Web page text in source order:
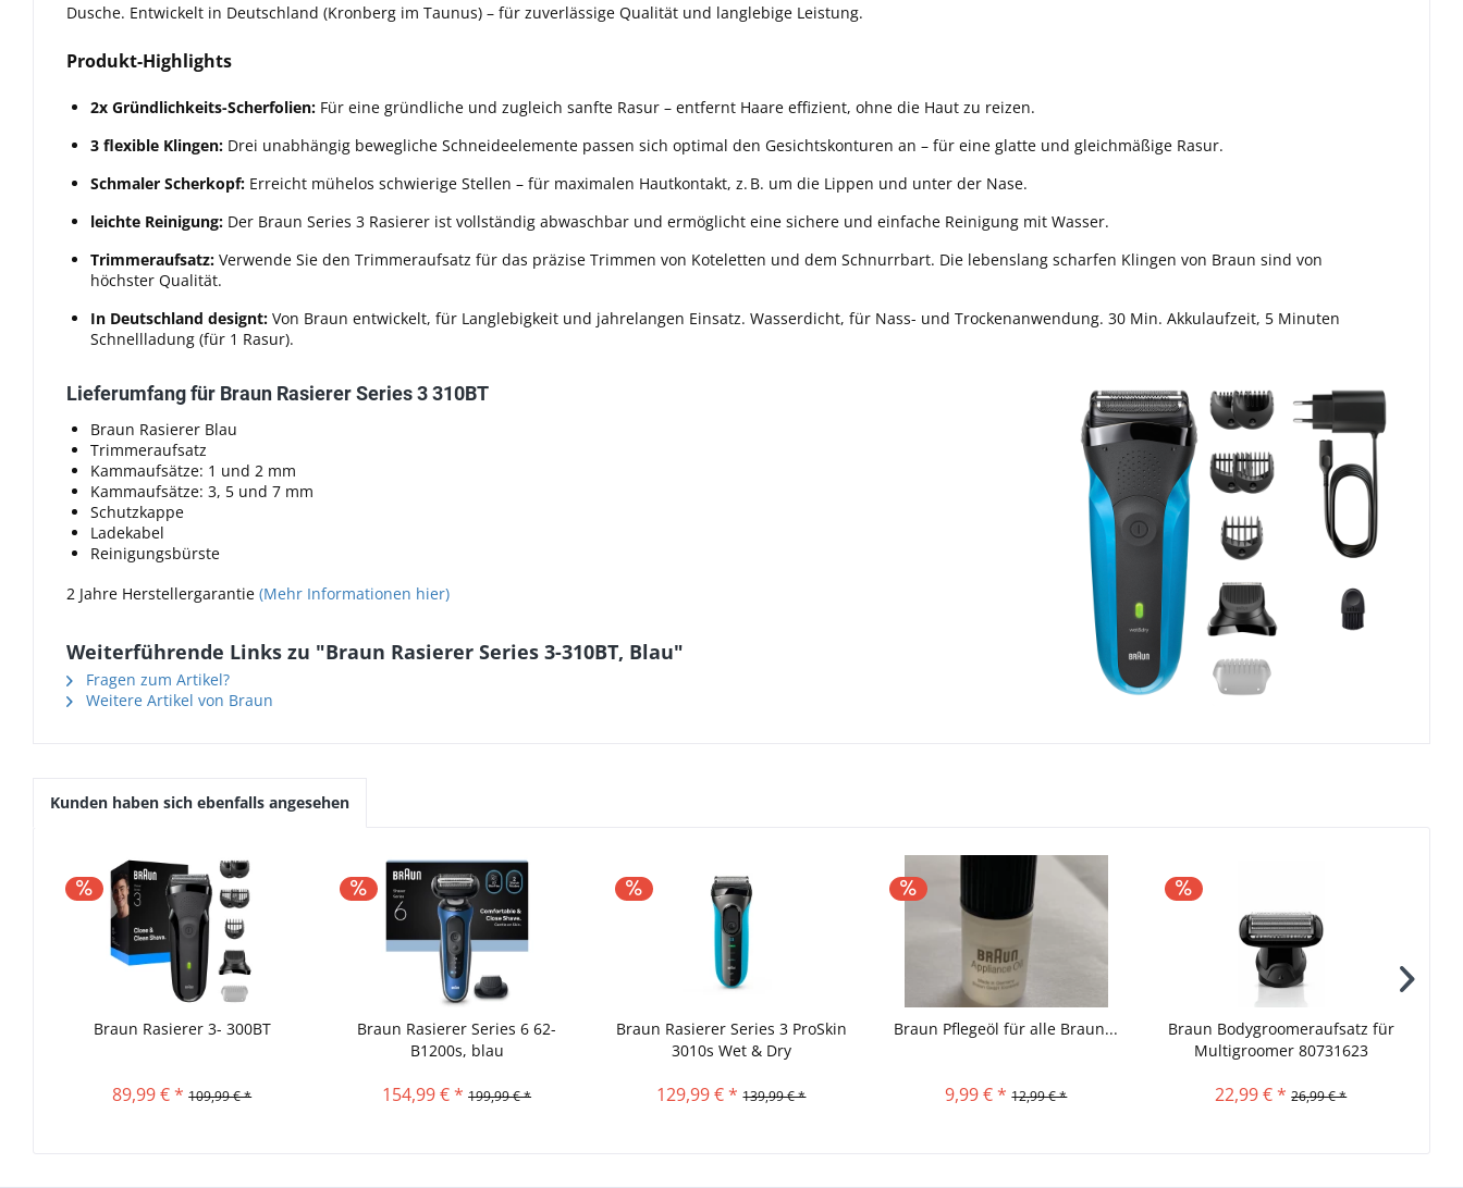
Dusche. Entwickelt in Deutschland (Kronberg im Taunus) – für zuverlässige Qualität und langlebige Leistung.
Produkt-Highlights
2x Gründlichkeits-Scherfolien: Für eine gründliche und zugleich sanfte Rasur – entfernt Haare effizient, ohne die Haut zu reizen.
3 flexible Klingen: Drei unabhängig bewegliche Schneideelemente passen sich optimal den Gesichtskonturen an – für eine glatte und gleichmäßige Rasur.
Schmaler Scherkopf: Erreicht mühelos schwierige Stellen – für maximalen Hautkontakt, z. B. um die Lippen und unter der Nase.
leichte Reinigung: Der Braun Series 3 Rasierer ist vollständig abwaschbar und ermöglicht eine sichere und einfache Reinigung mit Wasser.
Trimmeraufsatz: Verwende Sie den Trimmeraufsatz für das präzise Trimmen von Koteletten und dem Schnurrbart. Die lebenslang scharfen Klingen von Braun sind von
höchster Qualität.
In Deutschland designt: Von Braun entwickelt, für Langlebigkeit und jahrelangen Einsatz. Wasserdicht, für Nass- und Trockenanwendung. 30 Min. Akkulaufzeit, 5 Minuten
Schnellladung (für 1 Rasur).
Lieferumfang für Braun Rasierer Series 3 310BT
Braun Rasierer Blau
Trimmeraufsatz
Kammaufsätze: 1 und 2 mm
Kammaufsätze: 3, 5 und 7 mm
Schutzkappe
Ladekabel
Reinigungsbürste
2 Jahre Herstellergarantie (Mehr Informationen hier)
Weiterführende Links zu "Braun Rasierer Series 3-310BT, Blau"
Fragen zum Artikel?
Weitere Artikel von Braun
Kunden haben sich ebenfalls angesehen
Braun Rasierer 3- 300BT
89,99 € * 109,99 € *
Braun Rasierer Series 6 62-
B1200s, blau
154,99 € * 199,99 € *
Braun Rasierer Series 3 ProSkin
3010s Wet & Dry
129,99 € * 139,99 € *
Braun Pflegeöl für alle Braun...
9,99 € * 12,99 € *
Braun Bodygroomeraufsatz für
Multigroomer 80731623
22,99 € * 26,99 € *